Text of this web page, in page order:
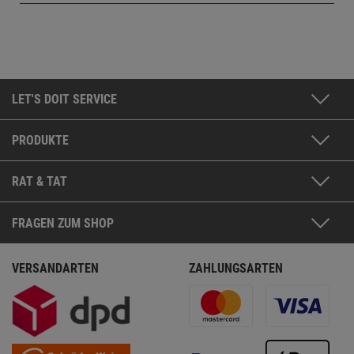
LET'S DOIT SERVICE
PRODUKTE
RAT & TAT
FRAGEN ZUM SHOP
VERSANDARTEN ZAHLUNGSARTEN